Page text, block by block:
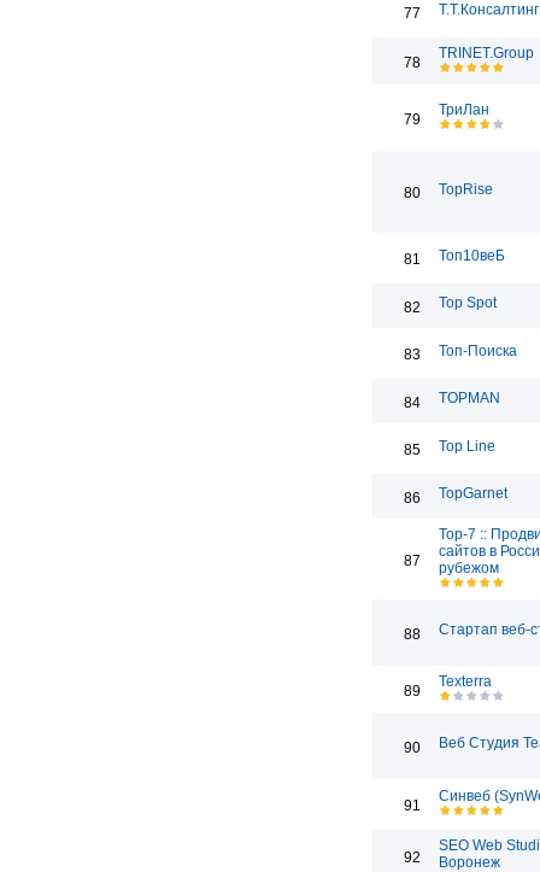
77 Т.Т.Консалтинг
78
TRINET.Group
79
ТриЛан
80 TopRise
81 Топ10веБ
82 Top Spot
83 Топ-Поиска
84 TOPMAN
85 Top Line
86 TopGarnet
87
Top-7 ::
сайтов в
рубежом
88 Стартап веб-
89
Texterra
90 Веб Студия
91
Синвеб
92
SEO Web
Воронеж